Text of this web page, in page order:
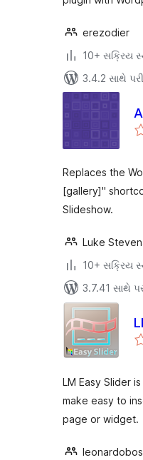
erezodier
10+ સક્રિય
3.4.2 સાથે
Replaces the
[gallery]"
Slideshow.
Luke
10+ સક્રિય
3.7.41 સાથે
LM Easy Slider
make easy to
page or widget.